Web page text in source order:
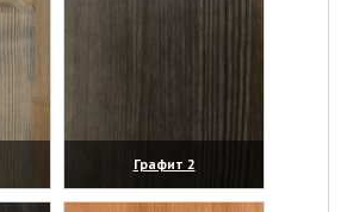
Графит 2
(увеличить)